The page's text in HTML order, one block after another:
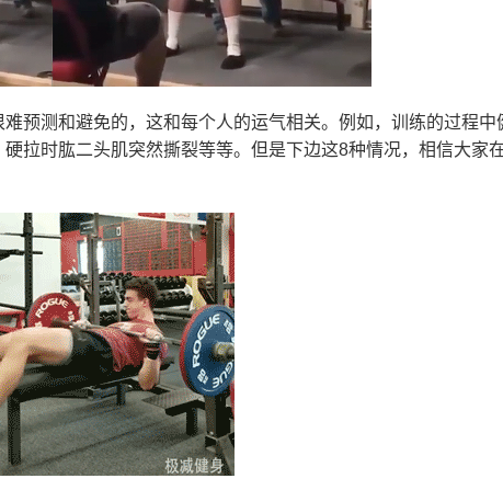
预测和避免的，这和每个人的运气相关。例如，训练的过程中
拉时肱二头肌突然撕裂等等。但是下边这8种情况，相信大家